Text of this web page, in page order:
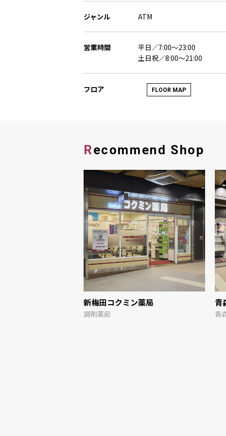
ジャンル ATM
営業時間
平日／7:00～23:00
土日祝／8:00～21:00
フロア FLOOR MAP
Recommend Shop
新梅田コクミン薬局
調剤薬局
青
青